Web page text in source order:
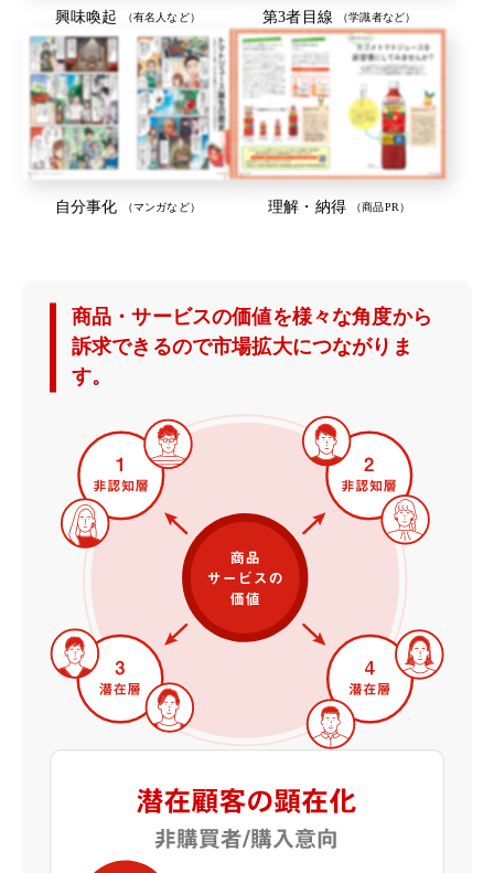
興味喚起 （有名人など） 第3者目線 （学識者など）
自分事化 （マンガなど） 理解・納得 （商品PR）
商品・サービスの価値を様々な角度から
訴求できるので市場拡大につながりま
す。